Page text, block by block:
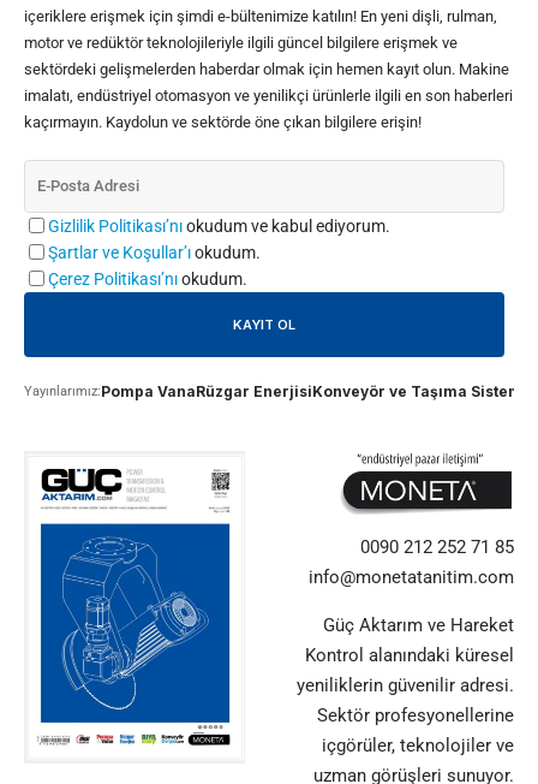
içeriklere erişmek için şimdi e-bültenimize katılın! En yeni dişli, rulman,
motor ve redüktör teknolojileriyle ilgili güncel bilgilere erişmek ve
sektördeki gelişmelerden haberdar olmak için hemen kayıt olun. Makine
imalatı, endüstriyel otomasyon ve yenilikçi ürünlerle ilgili en son haberleri
kaçırmayın. Kaydolun ve sektörde öne çıkan bilgilere erişin!
Gizlilik Politikası’nıokudum ve kabul ediyorum.
Şartlar ve Koşullar’ıokudum.
Çerez Politikası’nıokudum.
Yayınlarımız:Pompa VanaRüzgar EnerjisiKonveyör ve Taşıma
0090 212 252 71 85
info@monetatanitim.com
Güç Aktarım ve Hareket
Kontrol alanındaki küresel
yeniliklerin güvenilir adresi.
Sektör profesyonellerine
içgörüler, teknolojiler ve
uzman görüşleri sunuyor.